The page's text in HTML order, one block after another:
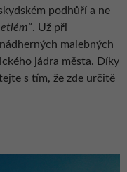
podhůří a ne
. Už při
malebných
jádra města. Díky
s tím, že zde určitě